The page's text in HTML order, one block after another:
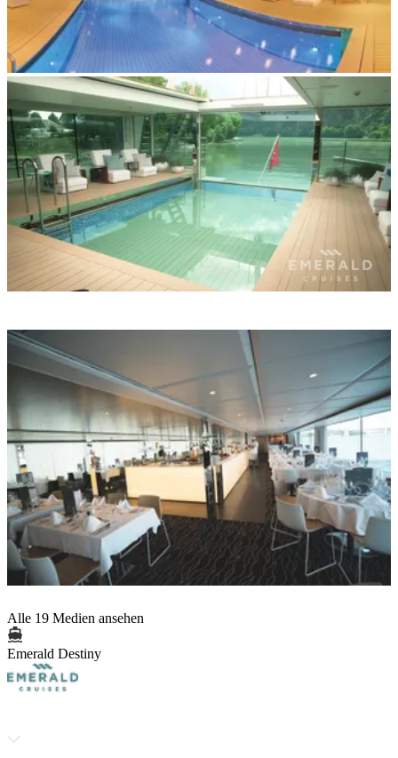
Alle 19 Medien ansehen
Emerald Destiny